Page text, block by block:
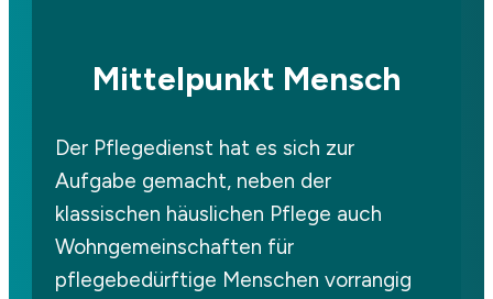
Mittelpunkt Mensch
Der Pflegedienst hat es sich zur
Aufgabe gemacht, neben der
klassischen häuslichen Pflege auch
Wohngemeinschaften für
pflegebedürftige Menschen vorrangig